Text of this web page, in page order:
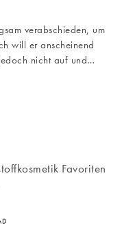
verabschieden, um
will er anscheinend
nicht auf und…